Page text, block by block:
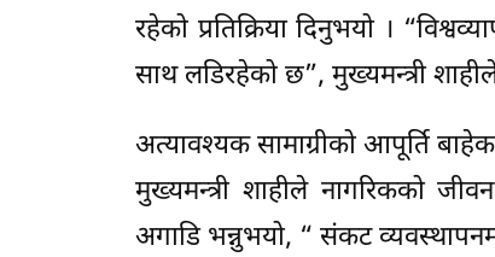
रहेको प्रतिक्रिया दिनुभयो ।
साथ लडिरहेको छ”, मुख्यमन्त्री
अत्यावश्यक सामाग्रीको आपूर्ति
मुख्यमन्त्री शाहीले नागरिकको
अगाडि भन्नुभयो, “ संकट